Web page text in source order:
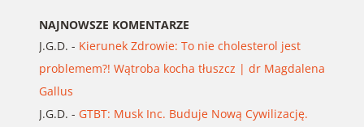
NAJNOWSZE KOMENTARZE
J.G.D. - Kierunek Zdrowie: To nie cholesterol jest
problemem?! Wątroba kocha tłuszcz | dr Magdalena
Gallus
J.G.D. - GTBT: Musk Inc. Buduje Nową Cywilizację.